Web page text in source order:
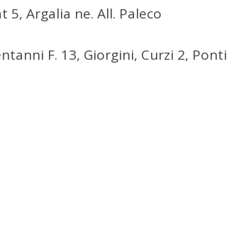
5, Argalia ne. All. Paleco
F. 13, Giorgini, Curzi 2, Ponti